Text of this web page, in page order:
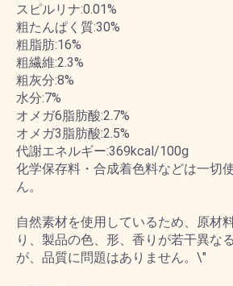
スピルリナ:0.01%
粗たんぱく質:30%
粗脂肪:16%
粗繊維:2.3%
粗灰分:8%
水分:7%
オメガ6脂肪酸:2.7%
オメガ3脂肪酸:2.5%
代謝エネルギー:369kcal/100g
化学保存料・合成着色料などは一切
ん。
自然素材を使用しているため、原材
り、製品の色、形、香りが若干異な
が、品質に問題はありません。\"